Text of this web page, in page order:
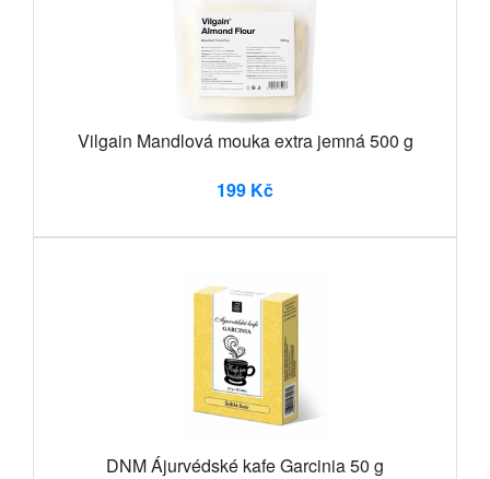
Vilgain Mandlová mouka extra jemná 500 g
199 Kč
DNM Ájurvédské kafe Garcinia 50 g